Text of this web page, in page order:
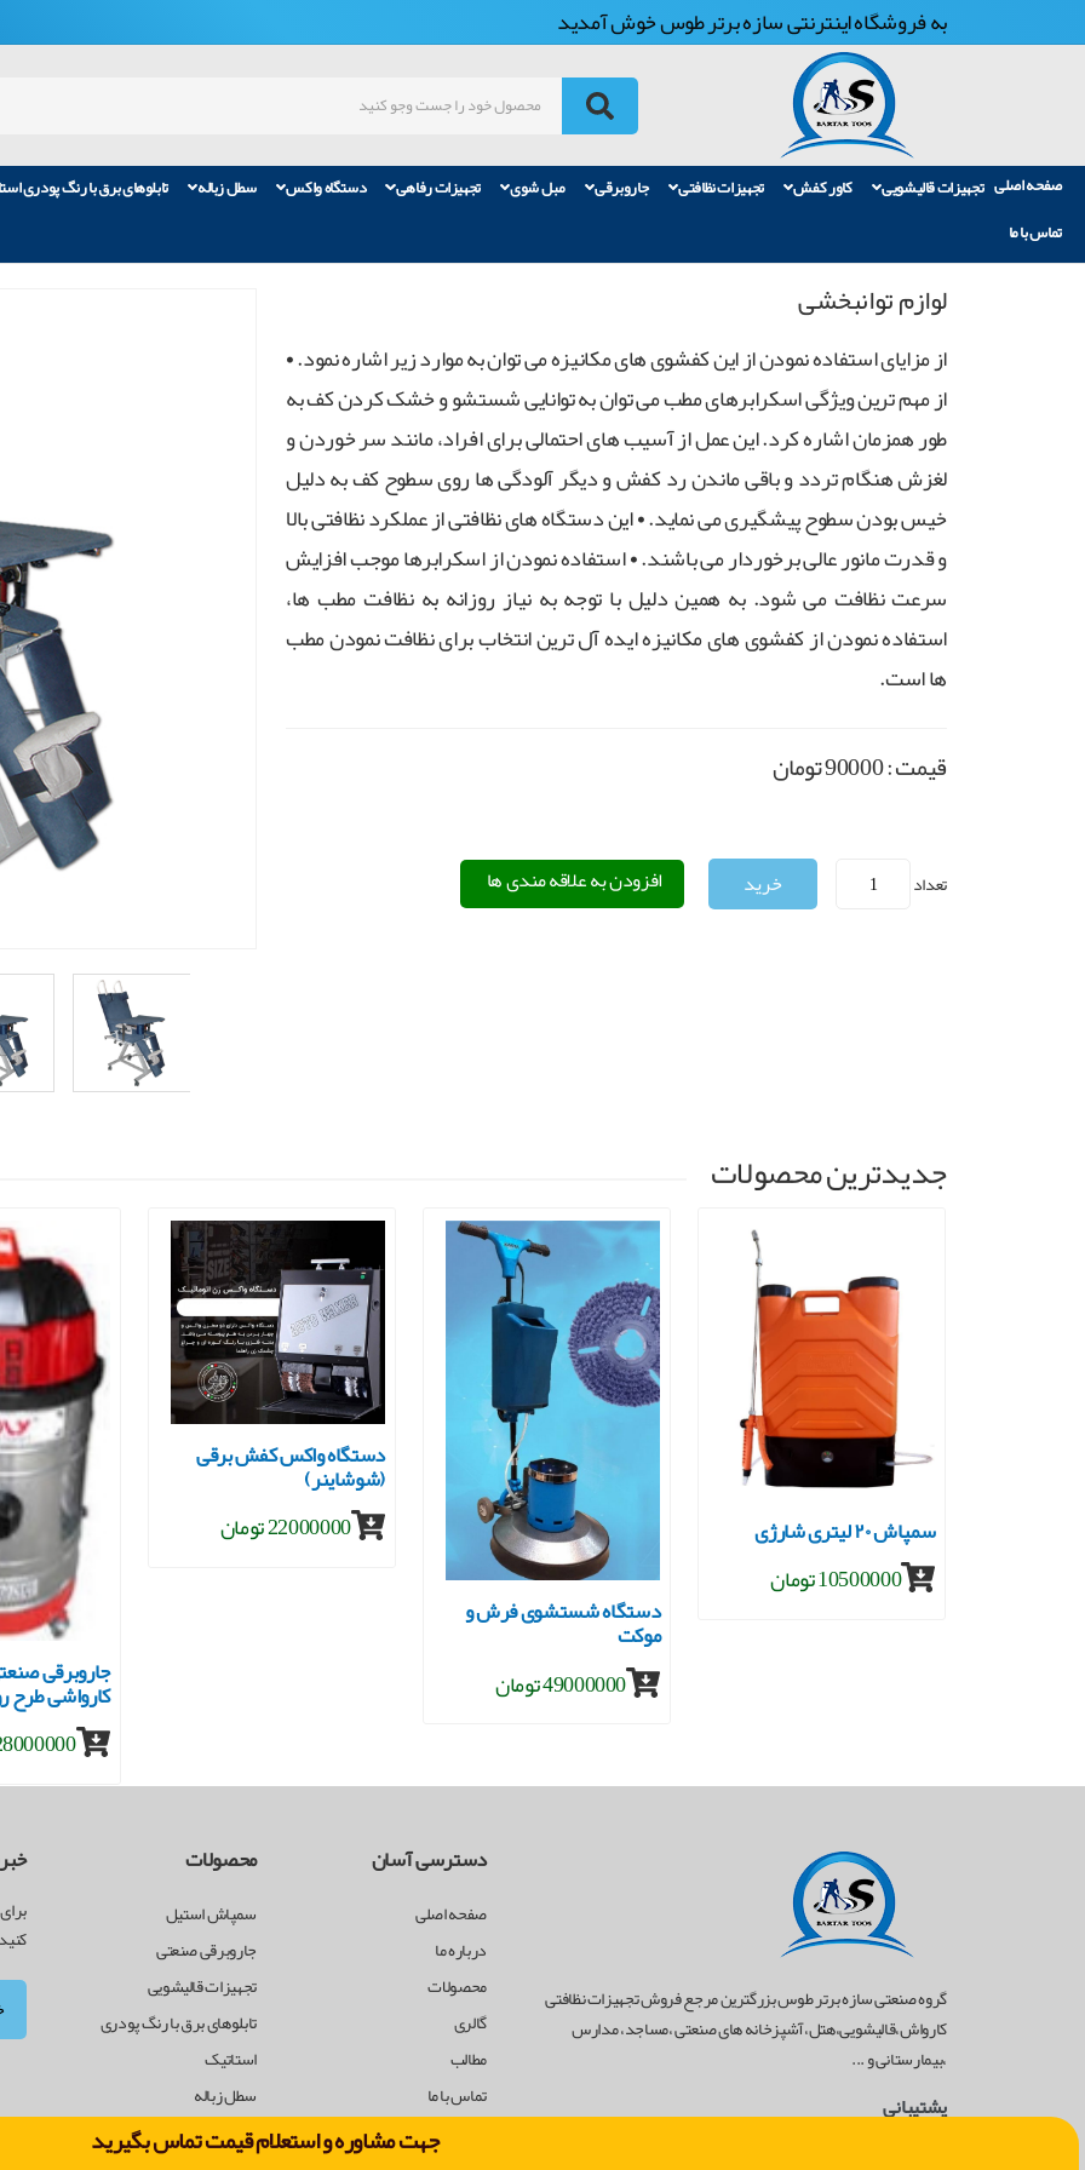
جهت مشاوره و استعلام قیمت تماس بگیرید
به فروشگاه اینترنتی سازه برتر طوس خوش آمدید
صفحه اصلی تجهیزات قالیشویی کاور کفش تجهیزات نظافتی جاروبرقی مبل شوی تجهیزات رفاهی دستگاه واکس سطل زباله تابلوهای برق با رنگ پودری
تماس با ما
لوازم توانبخشی
از مزایای استفاده نمودن از این کفشوی های مکانیزه می توان به موارد زیر اشاره نمود. •
از مهم ترین ویژگی اسکرابرهای مطب می توان به توانایی شستشو و خشک کردن کف به
طور همزمان اشاره کرد. این عمل از آسیب های احتمالی برای افراد، مانند سر خوردن و
لغزش هنگام تردد و باقی ماندن رد کفش و دیگر آلودگی ها روی سطوح کف به دلیل
خیس بودن سطوح پیشگیری می نماید. • این دستگاه های نظافتی از عملکرد نظافتی بالا
و قدرت مانور عالی برخوردار می باشند. • استفاده نمودن از اسکرابرها موجب افزایش
سرعت نظافت می شود. به همین دلیل با توجه به نیاز روزانه به نظافت مطب ها،
استفاده نمودن از کفشوی های مکانیزه ایده آل ترین انتخاب برای نظافت نمودن مطب
ها است.
قیمت :90000تومان
تعداد افزودن به علاقه مندی ها
جدیدترین محصولات
کارواشی طرح
28000000
دستگاه واکس کفش برقی
(شوشاینر)
22000000 تومان
دستگاه شستشوی فرش و
موکت
49000000 تومان
سمپاش ۲۰ لیتری شارژی
10500000 تومان
گروه صنعتی سازه برتر طوس بزرگترین مرجع فروش تجهیزات نظافتی
کارواش،قالیشویی،هتل،آشپزخانه های صنعتی ،مساجد، مدارس
،بیمارستانی و ...
پشتیبانی
دسترسی آسان
صفحه اصلی
درباره ما
محصولات
گالری
مطالب
تماس با ما
محصولات
سمپاش استیل
جاروبرقی صنعتی
تجهیزات قالیشویی
تابلوهای برق با رنگ پودری
استاتیک
سطل زباله
کنید